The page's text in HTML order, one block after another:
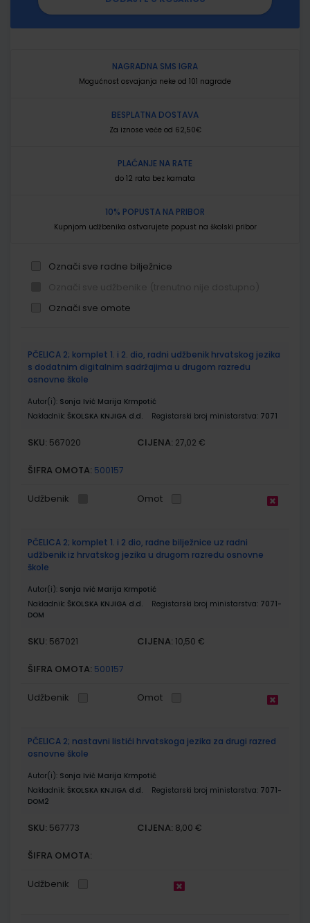
NAGRADNA SMS IGRA
Mogućnost osvajanja neke od 101 nagrade
BESPLATNA DOSTAVA
Za iznose veće od 62,50€
PLAĆANJE NA RATE
do 12 rata bez kamata
10% POPUSTA NA PRIBOR
Kupnjom udžbenika ostvarujete popust na školski pribor
Označi sve radne bilježnice
Označi sve omote
proizvodi
PČELICA 2; komplet 1. i 2. dio, radni udžbenik hrvatskog jezika
s dodatnim digitalnim sadržajima u drugom razredu
osnovne škole
Autor(i): Sonja Ivić Marija Krmpotić
Nakladnik: ŠKOLSKA KNJIGA d.d. Registarski broj ministarstva: 7071
SKU: 567020 CIJENA: 27,02 €
ŠIFRA OMOTA: 500157
Udžbenik Omot
PČELICA 2; komplet 1. i 2 dio, radne bilježnice uz radni
udžbenik iz hrvatskog jezika u drugom razredu osnovne
škole
Autor(i): Sonja Ivić Marija Krmpotić
Nakladnik: ŠKOLSKA KNJIGA d.d. Registarski broj ministarstva: 7071-
DOM
SKU: 567021 CIJENA: 10,50 €
ŠIFRA OMOTA: 500157
Udžbenik Omot
PČELICA 2; nastavni listići hrvatskoga jezika za drugi razred
osnovne škole
Autor(i): Sonja Ivić Marija Krmpotić
Nakladnik: ŠKOLSKA KNJIGA d.d. Registarski broj ministarstva: 7071-
DOM2
SKU: 567773 CIJENA: 8,00 €
ŠIFRA OMOTA:
Udžbenik